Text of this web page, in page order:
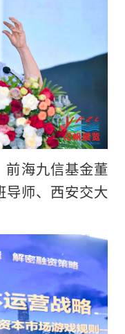
前海九信基金董
导师、西安交大